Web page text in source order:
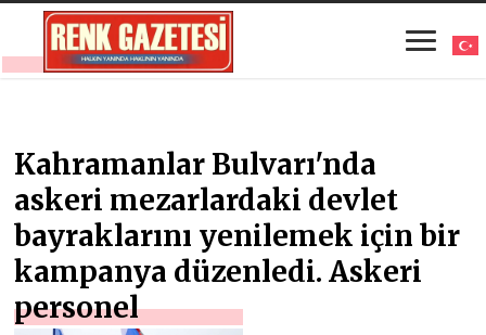
Kahramanlar Bulvarı'nda
askeri mezarlardaki devlet
bayraklarını yenilemek için bir
kampanya düzenledi. Askeri
personel